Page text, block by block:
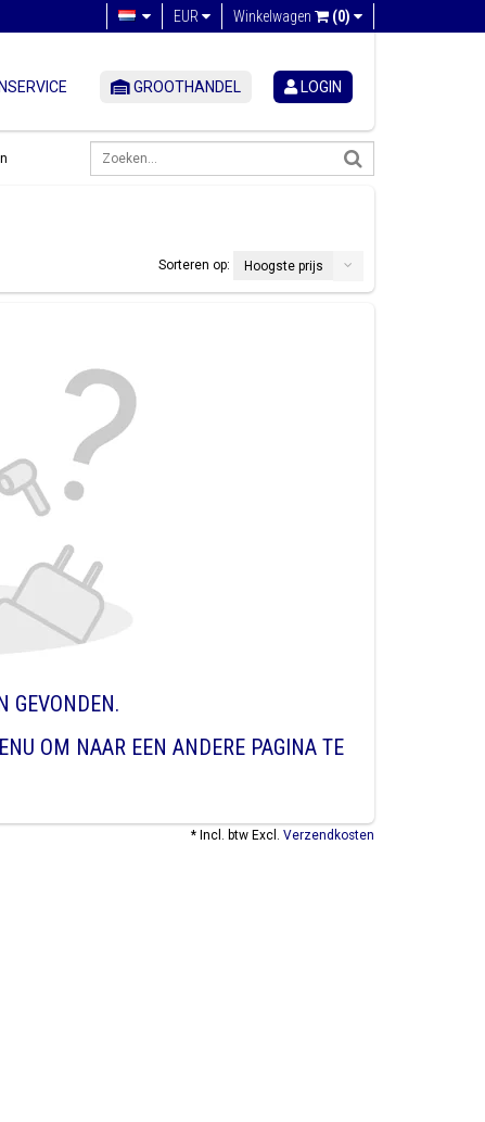
Winkelwagen (0)
EUR
GROOTHANDEL LOGIN
Sorteren op:
Hoogste prijs
GEVONDEN.
OM NAAR EEN ANDERE PAGINA TE
* Incl. btw Excl. Verzendkosten